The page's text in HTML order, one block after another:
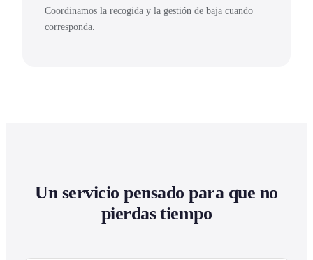
Coordinamos la recogida y la gestión de baja cuando
corresponda.
Un servicio pensado para que no
pierdas tiempo